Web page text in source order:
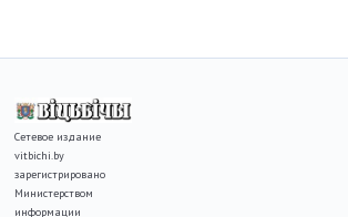
Сетевое издание
vitbichi.by
зарегистрировано
Министерством
информации